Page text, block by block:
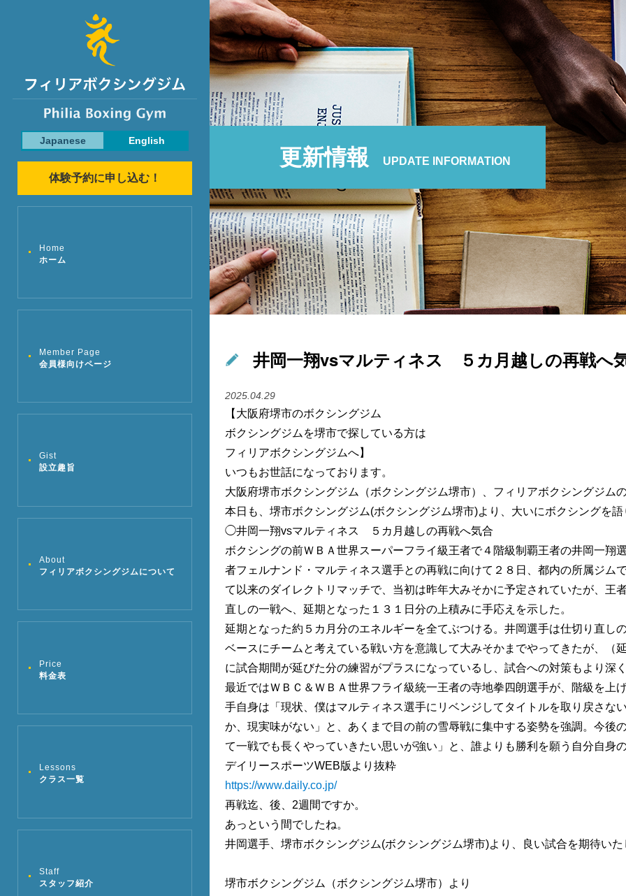
Japanese English
体験予約に申し込む！
Home
ホーム
Member Page
会員様向けページ
Gist
設立趣旨
About
フィリアボクシングジムについて
Price
料金表
Lessons
クラス一覧
Staff
スタッフ紹介
更新情報 UPDATE INFORMATION
井岡一翔vsマルティネス ５カ月越しの再戦へ
2025.04.29
【大阪府堺市のボクシングジム
ボクシングジムを堺市で探している方は
フィリアボクシングジムへ】
いつもお世話になっております。
大阪府堺市ボクシングジム（ボクシングジム堺市）、フィリアボクシングジム
本日も、堺市ボクシングジム(ボクシングジム堺市)より、大いにボクシングを
◯井岡一翔vsマルティネス ５カ月越しの再戦へ気合
ボクシングの前ＷＢＡ世界スーパーフライ級王者で４階級制覇王者の井岡一翔
者フェルナンド・マルティネス選手との再戦に向けて２８日、都内の所属ジム
て以来のダイレクトリマッチで、当初は昨年大みそかに予定されていたが、王
直しの一戦へ、延期となった１３１日分の上積みに手応えを示した。
延期となった約５カ月分のエネルギーを全てぶつける。井岡選手は仕切り直し
ベースにチームと考えている戦い方を意識して大みそかまでやってきたが、（
に試合期間が延びた分の練習がプラスになっているし、試合への対策もより深
最近ではＷＢＣ＆ＷＢＡ世界フライ級統一王者の寺地拳四朗選手が、階級を上
手自身は「現状、僕はマルティネス選手にリベンジしてタイトルを取り戻さな
か、現実味がない」と、あくまで目の前の雪辱戦に集中する姿勢を強調。今後
て一戦でも長くやっていきたい思いが強い」と、誰よりも勝利を願う自分自身
デイリースポーツWEB版より抜粋
https://www.daily.co.jp/
再戦迄、後、2週間ですか。
あっという間でしたね。
井岡選手、堺市ボクシングジム(ボクシングジム堺市)より、良い試合を期待い
堺市ボクシングジム（ボクシングジム堺市）より